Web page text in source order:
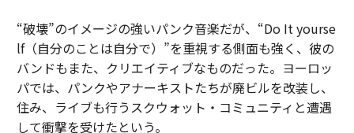
“破壊”のイメージの強いパンク音楽だが、“Do It yourse
lf（自分のことは自分で）”を重視する側面も強く、彼の
バンドもまた、クリエイティブなものだった。ヨーロッ
パでは、パンクやアナーキストたちが廃ビルを改装し、
住み、ライブも行うスクウォット・コミュニティと遭遇
して衝撃を受けたという。